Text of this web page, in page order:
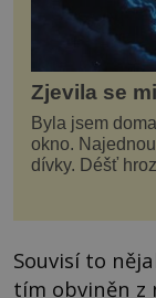
Zjevila se
Byla jsem
okno.
dívky. Déšť
bouřka. Do
Souvisí to
tím obviněn z